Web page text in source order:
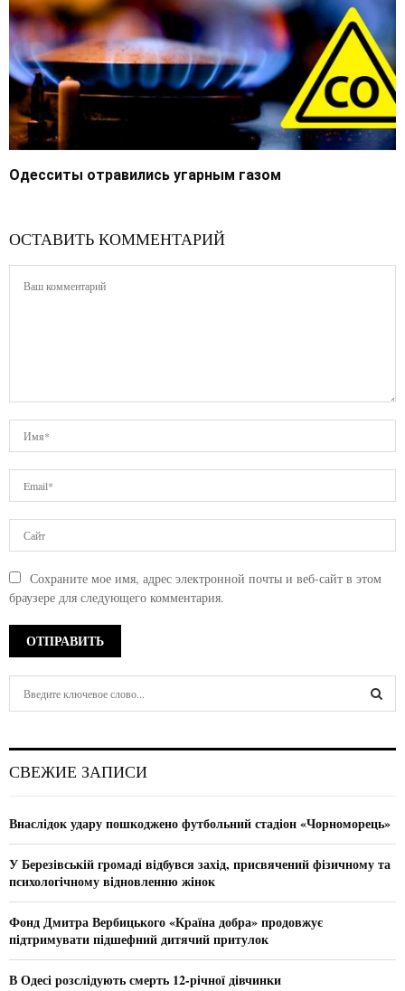
Одесситы отравились угарным газом
ОСТАВИТЬ КОММЕНТАРИЙ
Сохраните мое имя, адрес электронной почты и веб-сайт в этом
браузере для следующего комментария.
h
o
:
C
СВЕЖИЕ ЗАПИСИ
Внаслідок удару пошкоджено футбольний стадіон «Чорноморець»
У Березівській громаді відбувся захід, присвячений фізичному та
психологічному відновленню жінок
Фонд Дмитра Вербицького «Країна добра» продовжує
підтримувати підшефний дитячий притулок
В Одесі розслідують смерть 12-річної дівчинки